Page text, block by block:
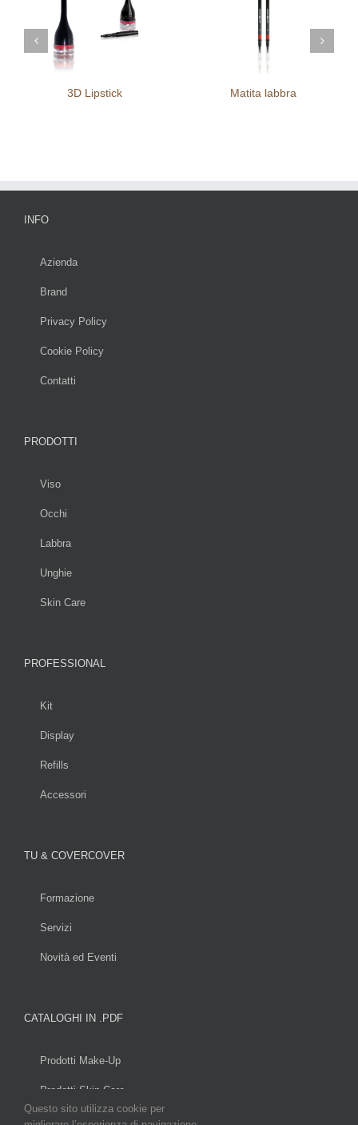
3D Lipstick Matita labbra
INFO
Azienda
Brand
Privacy Policy
Cookie Policy
Contatti
PRODOTTI
Viso
Occhi
Labbra
Unghie
Skin Care
PROFESSIONAL
Kit
Display
Refills
Accessori
TU & COVERCOVER
Formazione
Servizi
Novità ed Eventi
CATALOGHI IN .PDF
Prodotti Make-Up
Prodotti Skin Care
Questo sito utilizza cookie per